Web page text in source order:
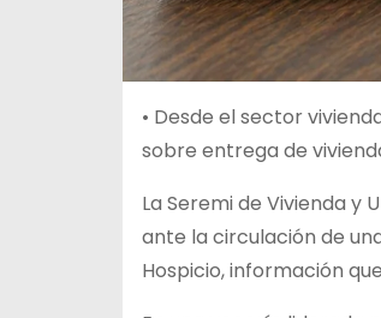
• Desde el sector
sobre entrega de
La Seremi de Vivienda y
ante la circulación de
Hospicio, información